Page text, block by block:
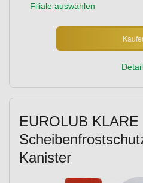
Filiale auswählen
EUROLUB
Kanister